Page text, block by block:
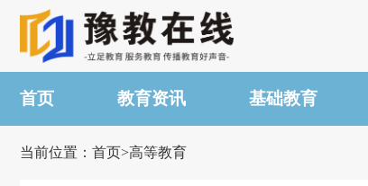
首页 教育资讯 基础教育
当前位置：首页>高等教育